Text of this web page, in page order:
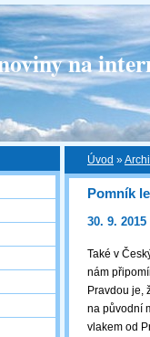
na
Úvod »
Pomník
30. 9. 2015
Také v
nám
Pravdou je,
na původní
vlakem od